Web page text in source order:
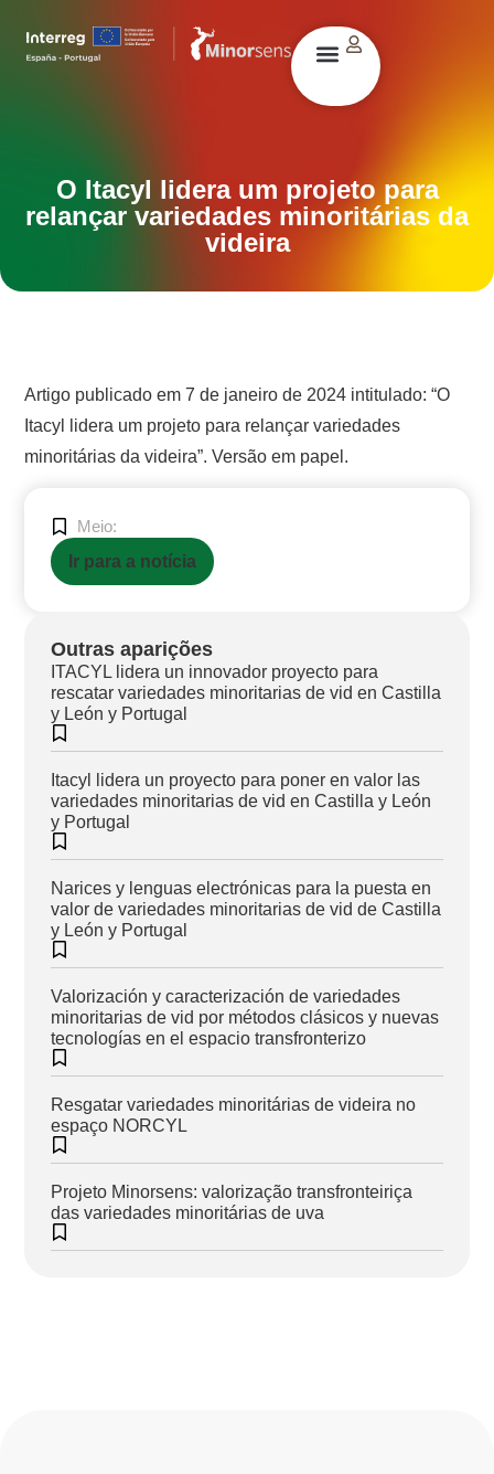
O Itacyl lidera um projeto para
relançar variedades minoritárias da
videira
Artigo publicado em 7 de janeiro de 2024 intitulado: “O
Itacyl lidera um projeto para relançar variedades
minoritárias da videira”. Versão em papel.
Meio:
Ir para a notícia
Outras aparições
ITACYL lidera un innovador proyecto para
rescatar variedades minoritarias de vid en Castilla
y León y Portugal
Itacyl lidera un proyecto para poner en valor las
variedades minoritarias de vid en Castilla y León
y Portugal
Narices y lenguas electrónicas para la puesta en
valor de variedades minoritarias de vid de Castilla
y León y Portugal
Valorización y caracterización de variedades
minoritarias de vid por métodos clásicos y nuevas
tecnologías en el espacio transfronterizo
Resgatar variedades minoritárias de videira no
espaço NORCYL
Projeto Minorsens: valorização transfronteiriça
das variedades minoritárias de uva